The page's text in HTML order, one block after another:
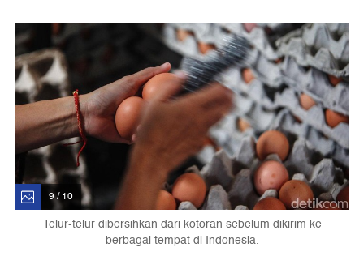
9 / 10
Telur-telur dibersihkan dari kotoran sebelum dikirim ke
berbagai tempat di Indonesia.